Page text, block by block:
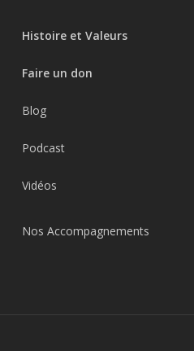
Histoire et Valeurs
Faire un don
Blog
Podcast
Vidéos
Nos Accompagnements